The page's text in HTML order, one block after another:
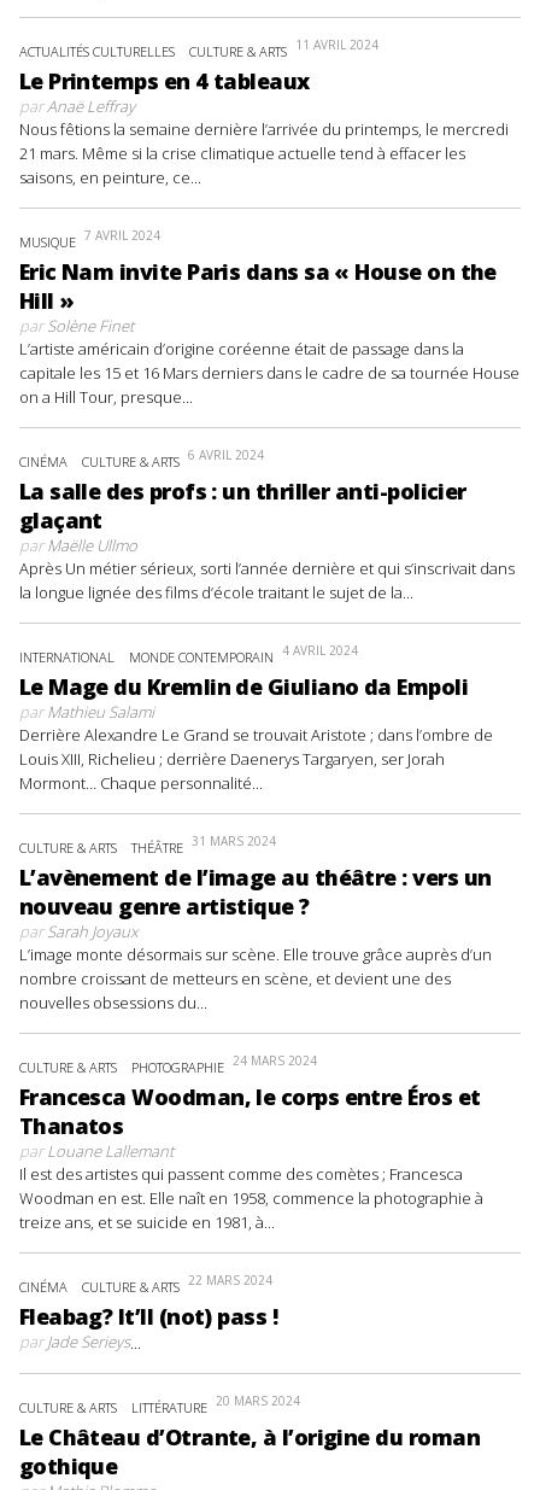
ACTUALITÉS CULTURELLES CULTURE & ARTS 11 AVRIL 2024
Le Printemps en 4 tableaux
parAnaë Leffray
Nous fêtions la semaine dernière l’arrivée du printemps, le mercredi
21 mars. Même si la crise climatique actuelle tend à effacer les
saisons, en peinture, ce...
MUSIQUE 7 AVRIL 2024
Eric Nam invite Paris dans sa « House on the
Hill »
parSolène Finet
L’artiste américain d’origine coréenne était de passage dans la
capitale les 15 et 16 Mars derniers dans le cadre de sa tournée House
on a Hill Tour, presque...
CINÉMA CULTURE & ARTS 6 AVRIL 2024
La salle des profs : un thriller anti-policier
glaçant
parMaëlle Ullmo
Après Un métier sérieux, sorti l’année dernière et qui s’inscrivait dans
la longue lignée des films d’école traitant le sujet de la...
INTERNATIONAL MONDE CONTEMPORAIN 4 AVRIL 2024
Le Mage du Kremlin de Giuliano da Empoli
parMathieu Salami
Derrière Alexandre Le Grand se trouvait Aristote ; dans l’ombre de
Louis XIII, Richelieu ; derrière Daenerys Targaryen, ser Jorah
Mormont… Chaque personnalité...
CULTURE & ARTS THÉÂTRE 31 MARS 2024
L’avènement de l’image au théâtre : vers un
nouveau genre artistique ?
parSarah Joyaux
L’image monte désormais sur scène. Elle trouve grâce auprès d’un
nombre croissant de metteurs en scène, et devient une des
nouvelles obsessions du...
CULTURE & ARTS PHOTOGRAPHIE 24 MARS 2024
Francesca Woodman, le corps entre Éros et
Thanatos
parLouane Lallemant
Il est des artistes qui passent comme des comètes ; Francesca
Woodman en est. Elle naît en 1958, commence la photographie à
treize ans, et se suicide en 1981, à...
CINÉMA CULTURE & ARTS 22 MARS 2024
Fleabag? It’ll (not) pass !
parJade Serieys...
CULTURE & ARTS LITTÉRATURE 20 MARS 2024
Le Château d’Otrante, à l’origine du roman
gothique